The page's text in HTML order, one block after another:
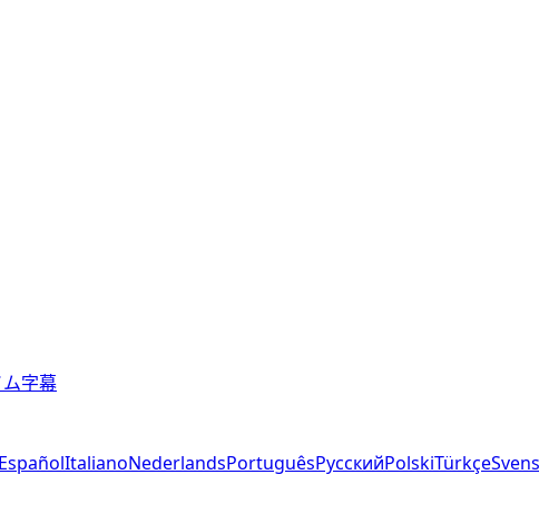
字幕
EspañolItalianoNederlandsPortuguêsРусскийPolskiTürkçe